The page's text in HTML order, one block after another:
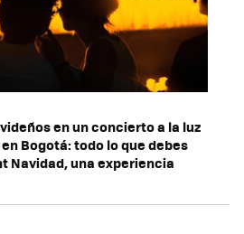
en un concierto a la luz
Bogotá: todo lo que debes
Navidad, una experiencia